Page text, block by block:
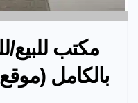
مكتب للبيع/
بالكامل